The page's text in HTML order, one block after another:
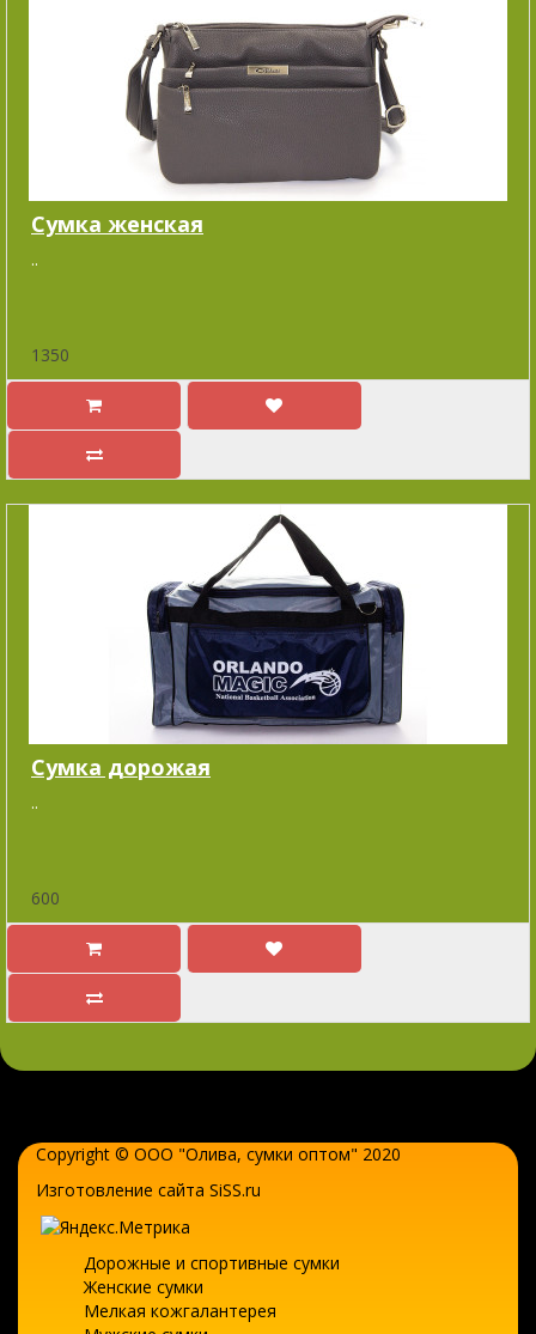
Сумка женская
..
1350
Cумка дорожая
..
600
Copyright © ООО "Олива, сумки оптом" 2020
Изготовление сайта SiSS.ru
Дорожные и спортивные сумки
Женские сумки
Мелкая кожгалантерея